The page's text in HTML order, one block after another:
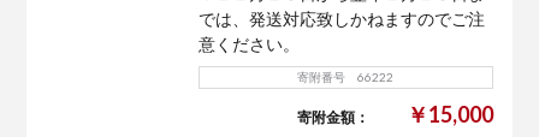
では、発送対応致しかねますのでご注
意ください。
寄附番号 66222
寄附金額： ￥15,000